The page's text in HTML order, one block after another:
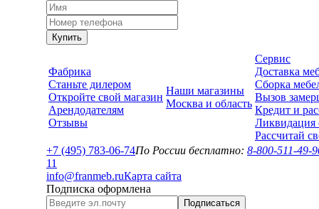
Купить
Фабрика
Станьте дилером
Откройте свой магазин
Арендодателям
Отзывы
Наши магазины
Москва и область
Сервис
Доставка
Сборка
Вызов
Кредит и
Ликвидация
Рассчитай
+7 (495) 783-06-74По России бесплатно: 8-800-511-49-
11
info@franmeb.ruКарта сайта
Подписка оформлена
Подписаться